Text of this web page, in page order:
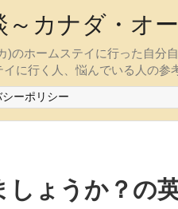
カナダ・オ
のホームステイに行った自分
に行く人、悩んでいる人の参
ーポリシー
ょうか？の